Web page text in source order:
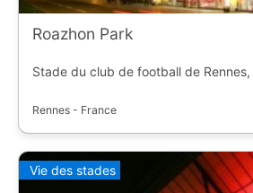
Roazhon Park
Stade du club de football de Rennes,
Rennes - France
Vie des stades